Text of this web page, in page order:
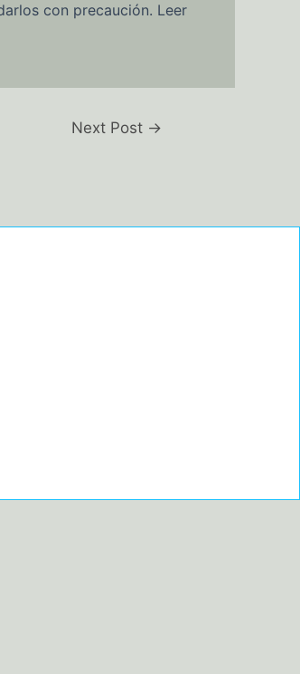
con precaución. Leer
Next Post →